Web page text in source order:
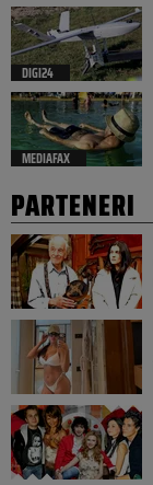
DIGI24
MEDIAFAX
PARTENERI